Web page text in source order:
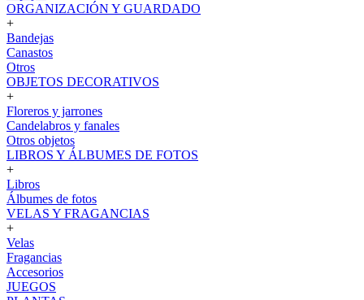
ORGANIZACIÓN Y GUARDADO
+
Bandejas
Canastos
Otros
OBJETOS DECORATIVOS
+
Floreros y jarrones
Candelabros y fanales
Otros objetos
LIBROS Y ÁLBUMES DE FOTOS
+
Libros
Álbumes de fotos
VELAS Y FRAGANCIAS
+
Velas
Fragancias
Accesorios
JUEGOS